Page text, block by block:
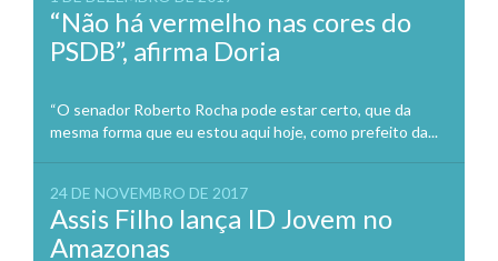
“Não há vermelho nas cores do
PSDB”, afirma Doria
“O senador Roberto Rocha pode estar certo, que da
mesma forma que eu estou aqui hoje, como prefeito da...
24 DE NOVEMBRO DE 2017
Assis Filho lança ID Jovem no
Amazonas